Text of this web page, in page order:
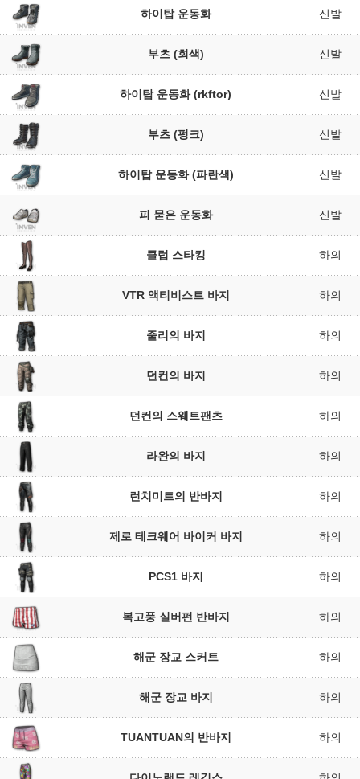
하이탑 운동화 신발
부츠 (회색) 신발
하이탑 운동화 (rkftor) 신발
부츠 (펑크) 신발
하이탑 운동화 (파란색) 신발
피 묻은 운동화 신발
클럽 스타킹 하의
VTR 액티비스트 바지 하의
줄리의 바지 하의
던컨의 바지 하의
던컨의 스웨트팬츠 하의
라완의 바지 하의
런치미트의 반바지 하의
제로 테크웨어 바이커 바지 하의
PCS1 바지 하의
복고풍 실버펀 반바지 하의
해군 장교 스커트 하의
해군 장교 바지 하의
TUANTUAN의 반바지 하의